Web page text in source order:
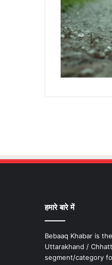
हमारे बारे में
Bebaaq Khabar is
Uttarakhand /
segment/category